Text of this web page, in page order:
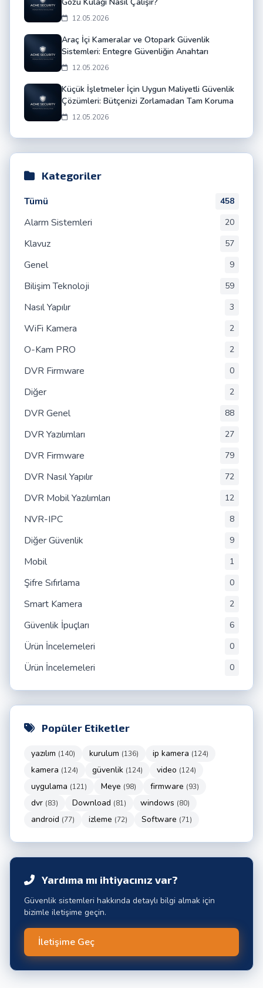
12.05.2026
Araç İçi Kameralar ve Otopark Güvenlik
Sistemleri: Entegre Güvenliğin Anahtarı
12.05.2026
Küçük İşletmeler İçin Uygun Maliyetli Güvenlik
Çözümleri: Bütçenizi Zorlamadan Tam Koruma
12.05.2026
Kategoriler
Tümü
458
Alarm Sistemleri 20
Klavuz 57
Genel 9
Bilişim Teknoloji 59
Nasıl Yapılır 3
WiFi Kamera 2
O-Kam PRO 2
DVR Firmware 0
Diğer 2
DVR Genel 88
DVR Yazılımları 27
DVR Firmware 79
DVR Nasıl Yapılır 72
DVR Mobil Yazılımları 12
NVR-IPC 8
Diğer Güvenlik 9
Mobil 1
Şifre Sıfırlama 0
Smart Kamera 2
Güvenlik İpuçları 6
Ürün İncelemeleri 0
Ürün İncelemeleri 0
Popüler Etiketler
yazılım (140) kurulum (136) ip kamera (124)
kamera (124) güvenlik (124) video (124)
uygulama (121) Meye (98) firmware (93)
dvr (83) Download (81) windows (80)
android (77) izleme (72) Software (71)
Yardıma mı ihtiyacınız var?
Güvenlik sistemleri hakkında detaylı bilgi almak için
bizimle iletişime geçin.
İletişime Geç